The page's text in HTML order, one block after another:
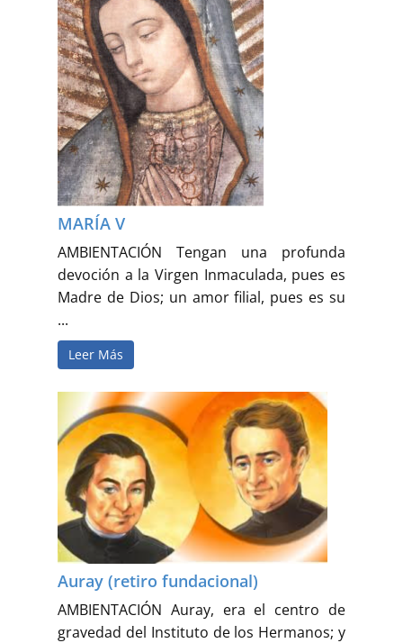
MARÍA V
AMBIENTACIÓN Tengan una profunda
devoción a la Virgen Inmaculada, pues es
Madre de Dios; un amor filial, pues es su
...
Leer Más
Auray (retiro fundacional)
AMBIENTACIÓN Auray, era el centro de
gravedad del Instituto de los Hermanos; y